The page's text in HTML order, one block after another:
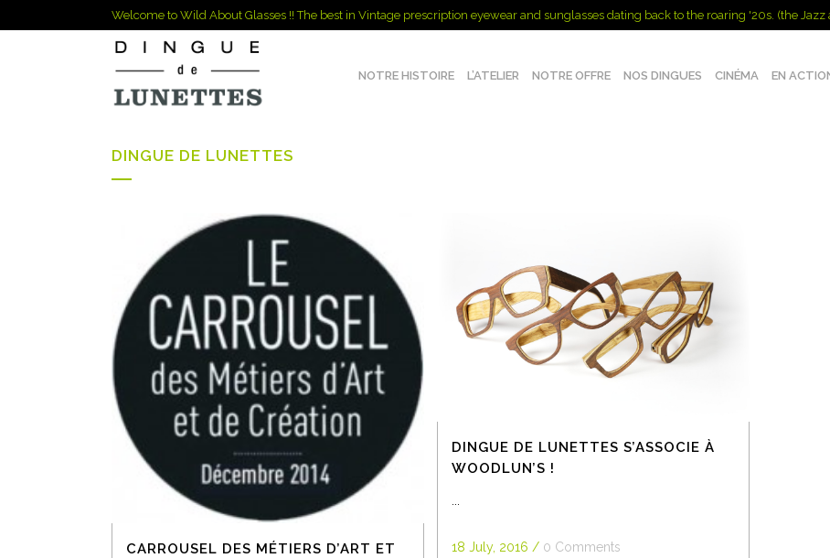
Welcome to Wild About Glasses !! The best in Vintage prescription eyewear and sunglasses dating back to the roaring '20s. (the Jazz
NOTRE HISTOIRE L’ATELIER NOTRE OFFRE NOS DINGUES CINÉMA EN
DINGUE DE LUNETTES
CARROUSEL DES MÉTIERS D’ART ET
DINGUE DE LUNETTES S’ASSOCIE À
WOODLUN’S !
...
18 July, 2016 / 0 Comments